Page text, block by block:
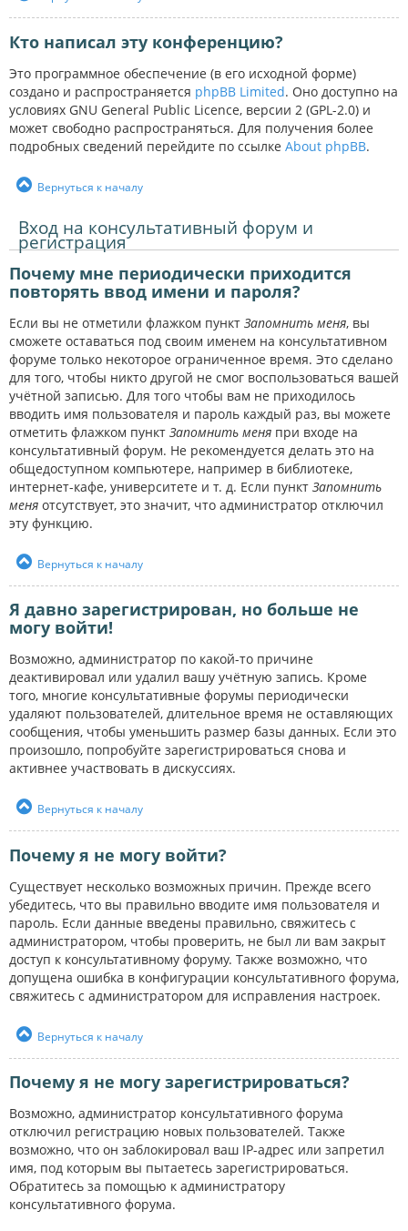
Кто написал эту конференцию?
Это программное обеспечение (в его исходной форме)
создано и распространяется phpBB Limited. Оно доступно на
условиях GNU General Public Licence, версии 2 (GPL-2.0) и
может свободно распространяться. Для получения более
подробных сведений перейдите по ссылке About phpBB.
Вернуться к началу
Вход на консультативный форум и
регистрация
Почему мне периодически приходится
повторять ввод имени и пароля?
Если вы не отметили флажком пункт Запомнить меня, вы
сможете оставаться под своим именем на консультативном
форуме только некоторое ограниченное время. Это сделано
для того, чтобы никто другой не смог воспользоваться вашей
учётной записью. Для того чтобы вам не приходилось
вводить имя пользователя и пароль каждый раз, вы можете
отметить флажком пункт Запомнить меня при входе на
консультативный форум. Не рекомендуется делать это на
общедоступном компьютере, например в библиотеке,
интернет-кафе, университете и т. д. Если пункт Запомнить
меня отсутствует, это значит, что администратор отключил
эту функцию.
Вернуться к началу
Я давно зарегистрирован, но больше не
могу войти!
Возможно, администратор по какой-то причине
деактивировал или удалил вашу учётную запись. Кроме
того, многие консультативные форумы периодически
удаляют пользователей, длительное время не оставляющих
сообщения, чтобы уменьшить размер базы данных. Если это
произошло, попробуйте зарегистрироваться снова и
активнее участвовать в дискуссиях.
Вернуться к началу
Почему я не могу войти?
Существует несколько возможных причин. Прежде всего
убедитесь, что вы правильно вводите имя пользователя и
пароль. Если данные введены правильно, свяжитесь с
администратором, чтобы проверить, не был ли вам закрыт
доступ к консультативному форуму. Также возможно, что
допущена ошибка в конфигурации консультативного форума,
свяжитесь с администратором для исправления настроек.
Вернуться к началу
Почему я не могу зарегистрироваться?
Возможно, администратор консультативного форума
отключил регистрацию новых пользователей. Также
возможно, что он заблокировал ваш IP-адрес или запретил
имя, под которым вы пытаетесь зарегистрироваться.
Обратитесь за помощью к администратору
консультативного форума.